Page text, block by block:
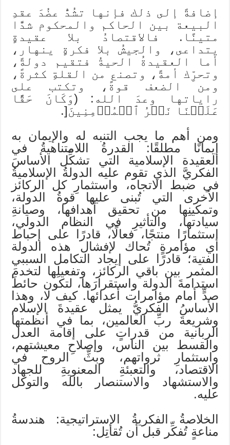
إضافةً إلى ذلك فإنها تشُدُّ عضُدَ عقدِ
البيعة بين الحاكم والمحكوم شدًّا
متينًا. فالاقتصادُ بلا عقيدةٍ
يتداعى، والجيشُ بلا فكرةٍ ينهار،
أما العقيدةُ الحيةُ فتقيم دولةً،
وتحرِّك أمةً، وتصنع من القلةِ كثرةً،
ومن الضعف قوةً، وتكتب على
راياتها وعدَ الله: (وَكَانَ حَقًّا
عَلَيۡنَا نَصۡرُ ٱلۡمُؤۡمِنِينَ[.
ومن أهم ما يجب التنبه له والإيمان به
إيمانًا مطلقًا: القدرةُ اللامتناهيةُ في
العقيدة الإسلامية التي تشكِّل الأساسَ
الفكريَّ الذي تقوم عليه الدولةُ الإسلاميةُ
في ضبط الاتجاه، واستثمارِ كل الركائز
الأخرى التي تُبنى عليها قوةُ الدولة،
وتمكينِها من تحقيق أهدافها، وصيانةِ
سيادتها، والتأثيرِ في النظام الدولي،
استثمارًا منتجًا، فعالًا، قادرًا على إحباط
أي مؤامرةٍ تُحاك لإفشال هذه الدولة
الفتية؛ قادرًا على إيجاد التكامل السببي
المثمر بين باقي الركائز، وتفعيلِها لتخدمَ
استدامةَ الدولة واستقرارَها، لتكون حائطَ
صدٍّ أمام مؤامرات أعدائها. كيف لا، وهذا
الأساسُ الفكريُّ يمثل عقيدةَ الإسلام
وشريعةَ ربِّ العالمين، بما في أنظمتها
الربانية من قدراتٍ على إقامة العدل
والقسط بين الناس، وإصلاحِ معيشتهم،
واستثمارِ ثرواتهم، وبثِّ الروح في
الاقتصاد، والتعبئةِ المعنويةِ للجهاد
والاستشهاد والاستنصار بالله والتوكل
عليه.
الخلاصةُ الفكريةُ الإستراتيجية: هندسةُ
مناعةٍ تُفكِّر قبل أن تُقاتِل: